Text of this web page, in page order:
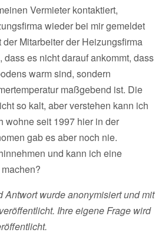
Vermieter kontaktiert,
wieder bei mir gemeldet
Mitarbeiter der Heizungsfirma
es nicht darauf ankommt, dass
warm sind, sondern
maßgebend ist. Die
so kalt, aber verstehen kann ich
wohne seit 1997 hier in der
gab es aber noch nie.
und kann ich eine
Antwort wurde anonymisiert und mit
Ihre eigene Frage wird